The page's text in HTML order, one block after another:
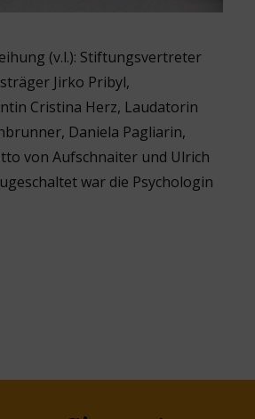
(v.l.): Stiftungsvertreter
Jirko Pribyl,
Cristina Herz, Laudatorin
Daniela Pagliarin,
von Aufschnaiter und Ulrich
war die Psychologin